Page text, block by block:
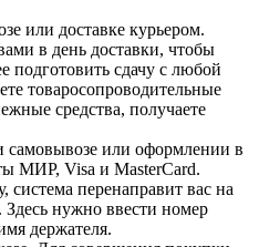
или доставке курьером.
в день доставки, чтобы
подготовить сдачу с любой
товаросопроводительные
средства, получаете
самовывозе или оформлении в
МИР, Visa и MasterCard.
система перенаправит вас на
нужно ввести номер
держателя.